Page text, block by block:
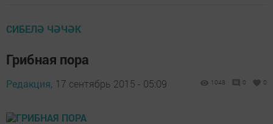
СИБЕЛӘ ЧӘЧӘК
Грибная пора
Редакция, 17 сентябрь 2015 - 05:09 1048 0 0